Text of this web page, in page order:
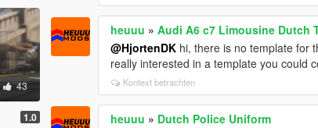
43
1.0
heuuu »Audi A6 c7 Limousine Dutch
@HjortenDK hi, there is no template for
really interested in a template you could
Kontext betrachten
heuuu » Dutch Police Uniform